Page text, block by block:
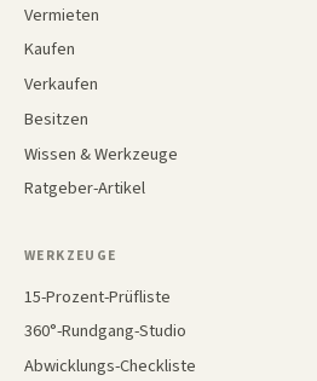
Vermieten
Kaufen
Verkaufen
Besitzen
Wissen & Werkzeuge
Ratgeber-Artikel
WERKZEUGE
15-Prozent-Prüfliste
360°-Rundgang-Studio
Abwicklungs-Checkliste